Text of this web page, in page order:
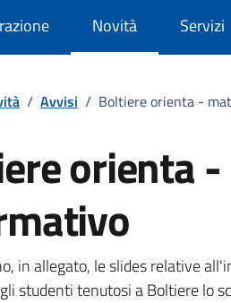
Novità Servizi
/ Avvisi / Boltiere orienta -
orienta
della
in allegato, le slides relative
studenti tenutosi a Boltiere lo